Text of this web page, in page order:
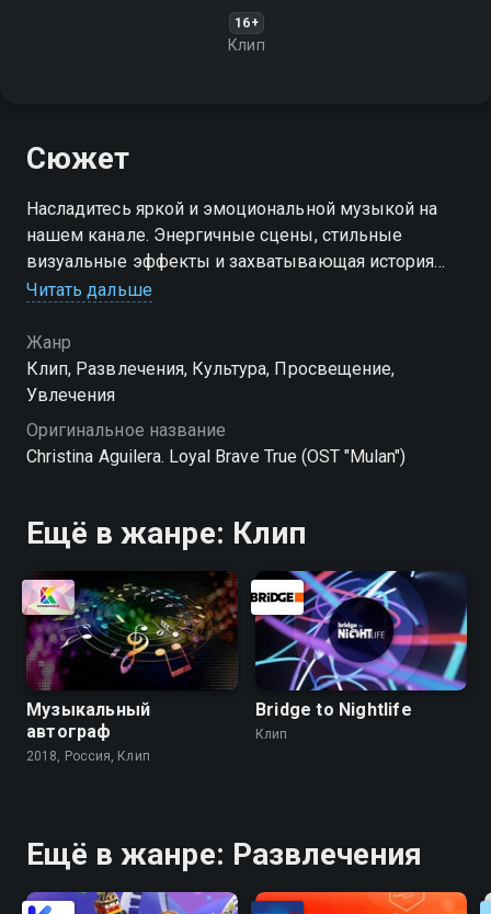
16+
Клип
Сюжет
Насладитесь яркой и эмоциональной музыкой на
нашем канале. Энергичные сцены, стильные
визуальные эффекты и захватывающая история
делают этот клип по-настоящему незабываемым
Читать дальше
Жанр
Клип, Развлечения, Культура, Просвещение,
Увлечения
Оригинальное название
Christina Aguilera. Loyal Brave True (OST "Mulan")
Ещё в жанре: Клип
Музыкальный
автограф
2018, Россия, Клип
Bridge to Nightlife
Клип
Ещё в жанре: Развлечения